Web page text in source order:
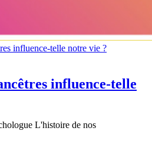
influence-telle notre vie ?
influence-telle
L'histoire de nos